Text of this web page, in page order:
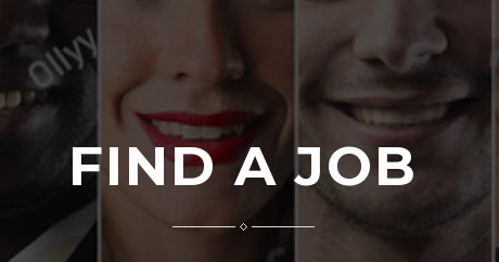
FIND A JOB